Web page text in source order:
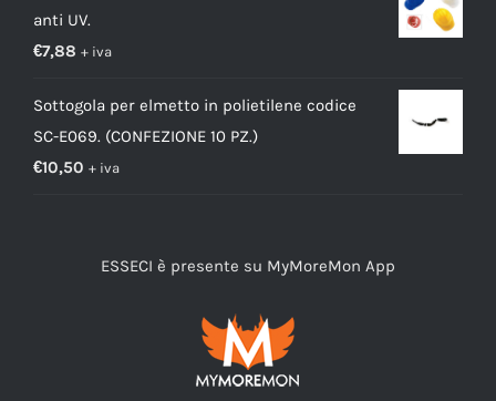
anti UV.
€7,88 + iva
Sottogola per elmetto in polietilene codice
SC-E069. (CONFEZIONE 10 PZ.)
€10,50 + iva
ESSECI è presente su MyMoreMon App